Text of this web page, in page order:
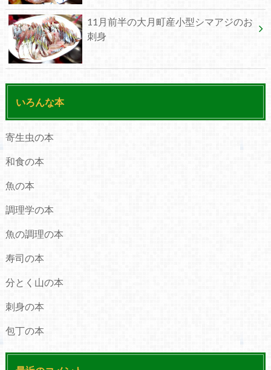
11月前半の大月町産小型シマアジのお
刺身
いろんな本
寄生虫の本
和食の本
魚の本
調理学の本
魚の調理の本
寿司の本
分とく山の本
刺身の本
包丁の本